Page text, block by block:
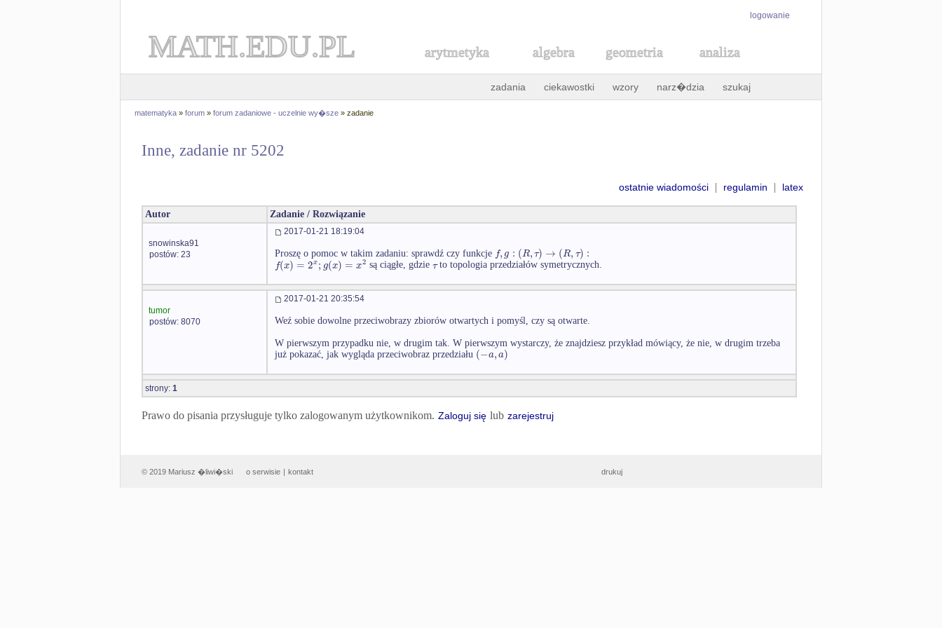
logowanie
MATH.EDU.PL arytmetyka algebra geometria analiza
zadania ciekawostki wzory narz�dzia szukaj
matematyka » forum » forum zadaniowe - uczelnie wy�sze » zadanie
Inne, zadanie nr 5202
ostatnie wiadomości | regulamin | latex
Autor Zadanie / Rozwiązanie
snowinska91
postów: 23
2017-01-21 18:19:04
Proszę o pomoc w takim zadaniu: sprawdź czy funkcje f,g : (R,τ) → (R,τ) :
f(x) = 2x; g(x) = x2 są ciągłe, gdzieτto topologia przedziałów symetrycznych.
tumor
postów: 8070
2017-01-21 20:35:54
Weź sobie dowolne przeciwobrazy zbiorów otwartych i pomyśl, czy są otwarte.
W pierwszym przypadku nie, w drugim tak. W pierwszym wystarczy, że znajdziesz przykład mówiący, że nie, w drugim trzeba
już pokazać, jak wygląda przeciwobraz przedziału (−a,a)
strony: 1
Prawo do pisania przysługuje tylko zalogowanym użytkownikom. Zaloguj się lub zarejestruj
© 2019 Mariusz �liwi�ski o serwisie | kontakt drukuj